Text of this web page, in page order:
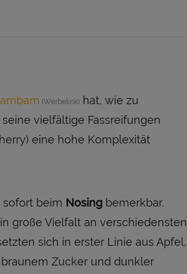
hat, wie zu
vielfältige Fassreifungen
eine hohe Komplexität
sofort beim Nosing bemerkbar.
große Vielfalt an verschiedensten
sich in erster Linie aus Apfel,
braunem Zucker und dunkler